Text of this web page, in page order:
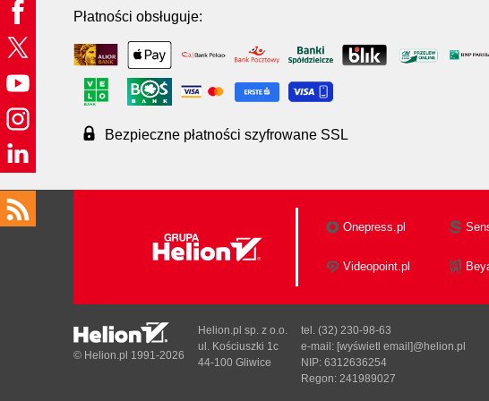
Płatności obsługuje:
Bezpieczne płatności szyfrowane SSL
Onepress.pl
Videopoint.pl
© Helion.pl 1991-2026
Helion.pl sp. z o.o.
ul. Kościuszki 1c
44-100 Gliwice
tel. (32) 230-98-63
e-mail: [wyświetl email]@helion.pl
NIP: 6312636254
Regon: 241989027